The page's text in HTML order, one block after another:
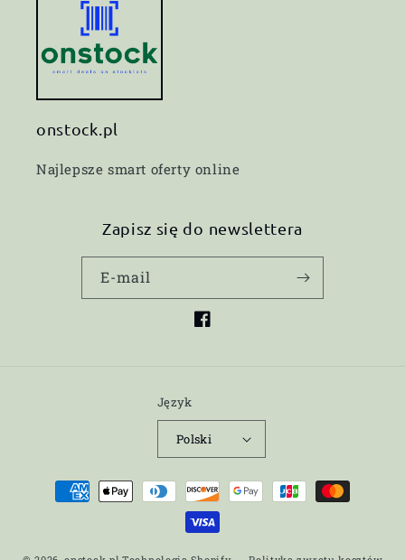
onstock.pl
Najlepsze smart oferty online
Zapisz się do newslettera
E-mail
Facebook
Język
Polski
Metody
płatności